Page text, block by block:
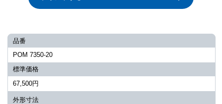
品番
POM 7350-20
標準価格
67,500円
外形寸法